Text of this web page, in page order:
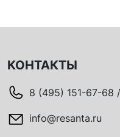
КОНТАКТЫ
8 (495) 151-67-68
info@resanta.ru